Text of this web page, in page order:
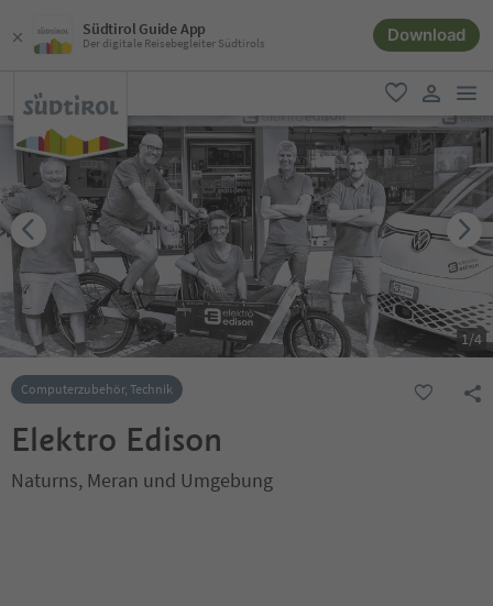
Südtirol Guide App
Der digitale Reisebegleiter Südtirols Download
favorit
user link
1/4
Computerzubehör, Technik
Elektro Edison
Naturns, Meran und Umgebung